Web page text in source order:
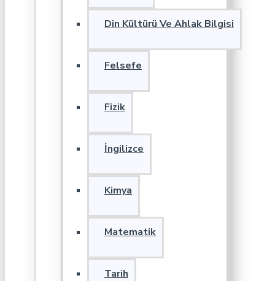
Din Kültürü Ve Ahlak Bilgisi
Felsefe
Fizik
İngilizce
Kimya
Matematik
Tarih